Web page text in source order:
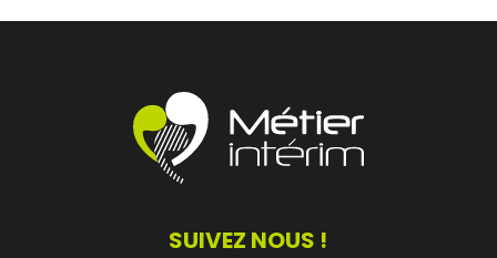
SUIVEZ NOUS !